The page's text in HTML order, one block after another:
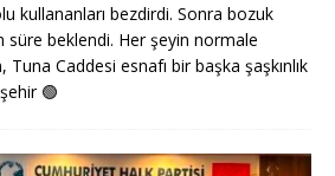
kullananları bezdirdi. Sonra bozuk
süre beklendi. Her şeyin normale
Caddesi esnafı bir başka şaşkınlık
🟢